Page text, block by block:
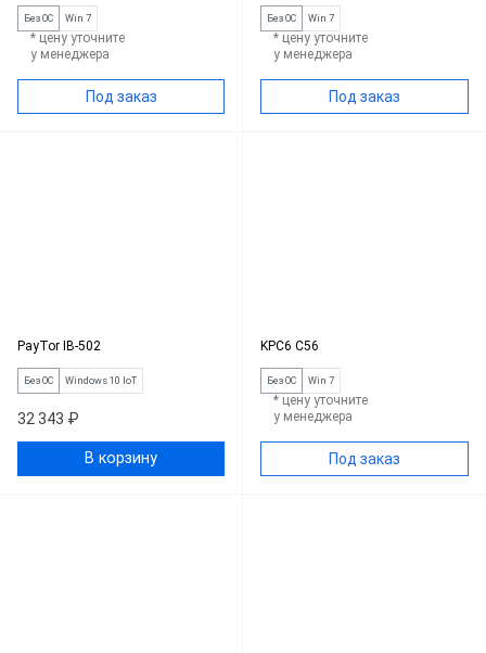
Без ОС Win 7
* цену уточните
у менеджера
Под заказ
Без ОС Win 7
* цену уточните
у менеджера
Под заказ
PayTor IB-502
Без ОС Windows 10 IoT
32 343 ₽
В корзину
KPC6 C56
Без ОС Win 7
* цену уточните
у менеджера
Под заказ